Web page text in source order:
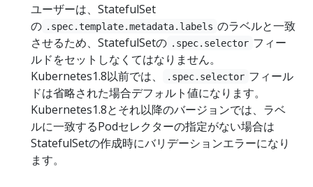
ユーザーは、StatefulSet
の .spec.template.metadata.labels のラベルと一致
させるため、StatefulSetの .spec.selector フィー
ルドをセットしなくてはなりません。
Kubernetes1.8以前では、
.spec.selector フィール
ドは省略された場合デフォルト値になります。
Kubernetes1.8とそれ以降のバージョンでは、ラベ
ルに一致するPodセレクターの指定がない場合は
StatefulSetの作成時にバリデーションエラーになり
ます。